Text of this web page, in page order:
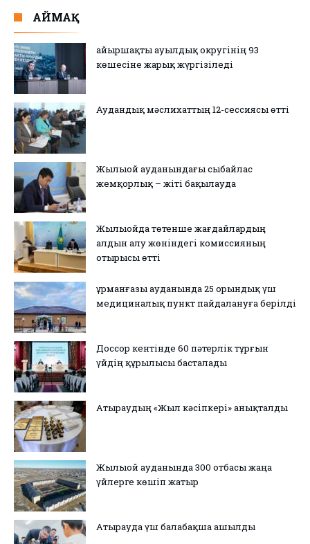
АЙМАҚ
Қайыршақты ауылдық округінің 93
көшесіне жарық жүргізіледі
Аудандық мәслихаттың 12-сессиясы өтті
Жылыой ауданындағы сыбайлас
жемқорлық – жіті бақылауда
Жылыойда төтенше жағдайлардың
алдын алу жөніндегі комиссияның
отырысы өтті
Құрманғазы ауданында 25 орындық үш
медициналық пункт пайдалануға берілді
Доссор кентінде 60 пәтерлік тұрғын
үйдің құрылысы басталады
Атыраудың «Жыл кәсіпкері» анықталды
Жылыой ауданында 300 отбасы жаңа
үйлерге көшіп жатыр
Атырауда үш балабақша ашылды